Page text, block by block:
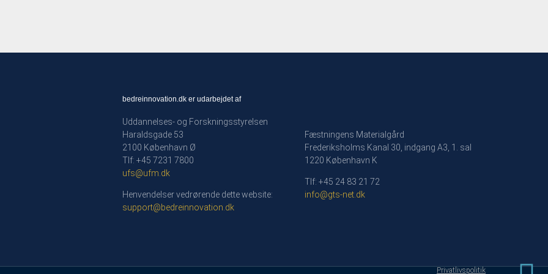
bedreinnovation.dk er udarbejdet af
Uddannelses- og Forskningsstyrelsen
Haraldsgade 53
2100 København Ø
Tlf: +45 7231 7800
ufs@ufm.dk
Henvendelser vedrørende dette website:
support@bedreinnovation.dk
Fæstningens Materialgård
Frederiksholms Kanal 30, indgang A3, 1. sal
1220 København K
Tlf: +45 24 83 21 72
info@gts-net.dk
Privatlivspolitik